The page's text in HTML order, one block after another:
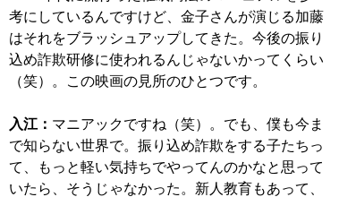
考にしているんですけど、金子さんが演じる加藤
はそれをブラッシュアップしてきた。今後の振り
込め詐欺研修に使われるんじゃないかってくらい
（笑）。この映画の見所のひとつです。
入江： マニアックですね（笑）。でも、僕も今ま
で知らない世界で。振り込め詐欺をする子たちっ
て、もっと軽い気持ちでやってんのかなと思って
いたら、そうじゃなかった。新人教育もあって、